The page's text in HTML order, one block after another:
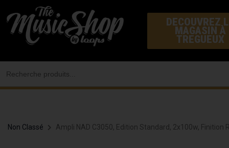
au
contenu
DECOUVREZ
MAGASIN À
TREGUEUX
Non Classé Ampli NAD C3050, Edition Standard, 2x100w, Finition